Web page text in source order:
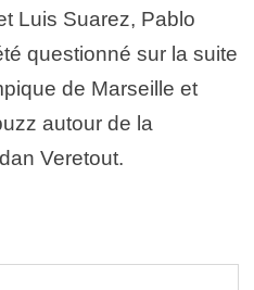
Luis Suarez, Pablo
questionné sur la suite
de Marseille et
autour de la
Veretout.